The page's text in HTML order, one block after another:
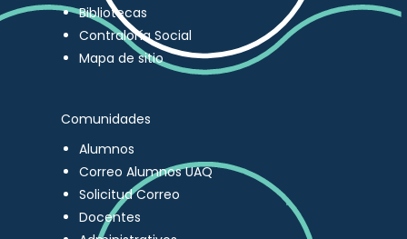
Bibliotecas
Contraloría Social
Mapa de sitio
Comunidades
Alumnos
Correo Alumnos UAQ
Solicitud Correo
Docentes